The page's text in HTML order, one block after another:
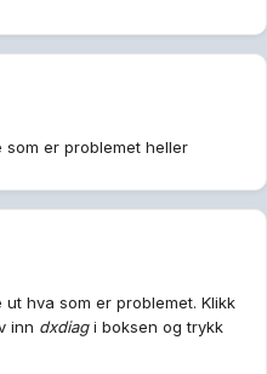
er problemet heller
hva som er problemet. Klikk
inn dxdiagi boksen og trykk